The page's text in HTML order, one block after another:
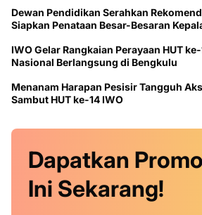
Dewan Pendidikan Serahkan
Siapkan Penataan Besar-Besaran
IWO Gelar Rangkaian Perayaan HUT
Nasional Berlangsung di Bengkulu
Menanam Harapan Pesisir Tangguh
Sambut HUT ke-14 IWO
Dapatkan Promo
Ini Sekarang!